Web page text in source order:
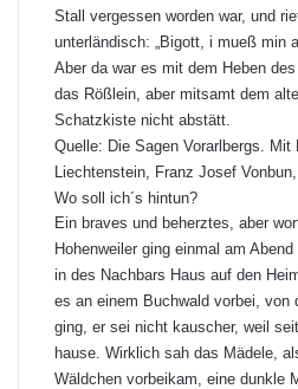
Stall vergessen worden war, und
unterländisch: „Bigott, i mueß min
Aber da war es mit dem Heben
das Rößlein, aber mitsamt dem
Schatzkiste nicht abstätt.
Quelle: Die Sagen Vorarlbergs. Mit
Liechtenstein, Franz Josef
Wo soll ich´s hintun?
Ein braves und beherztes, aber
Hohenweiler ging einmal am
in des Nachbars Haus auf den
es an einem Buchwald vorbei, von
ging, er sei nicht kauscher, weil
hause. Wirklich sah das Mädele,
Wäldchen vorbeikam, eine dunkle